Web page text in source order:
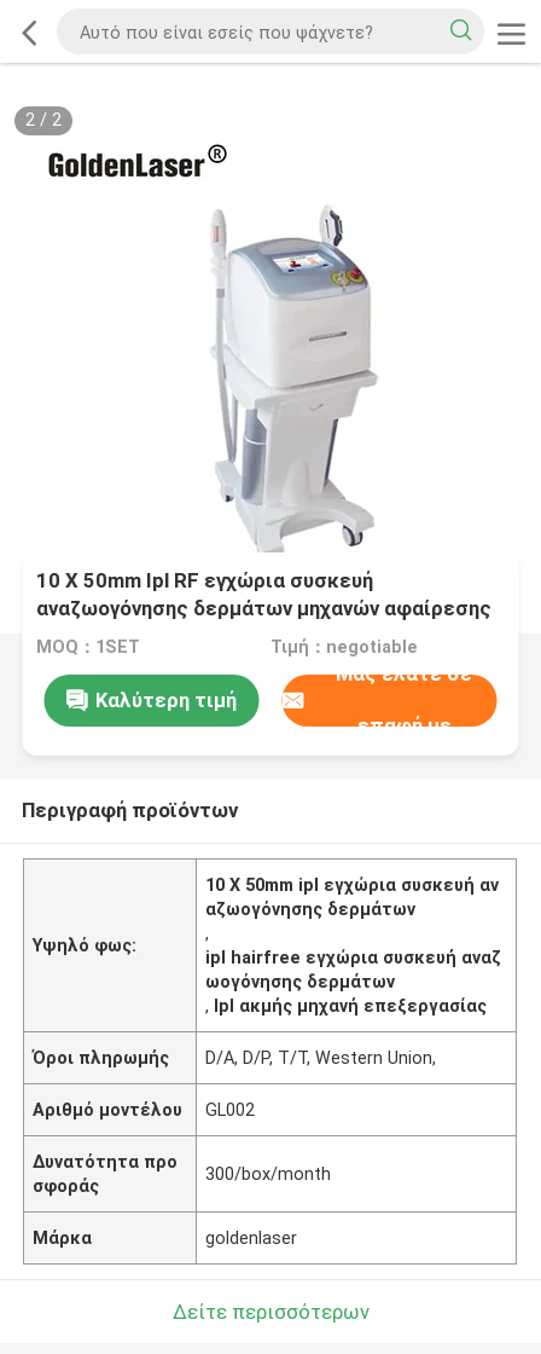
2/ 2
10 X 50mm Ipl RF εγχώρια συσκευή
αναζωογόνησης δερμάτων μηχανών αφαίρεσης
τρίχας λέιζερ ND Yag
MOQ：1SET Τιμή：negotiable
Καλύτερη τιμή
Μας ελάτε σε
επαφή με
Περιγραφή προϊόντων
Υψηλό φως:
10 X 50mm ipl εγχώρια συσκευή αν
αζωογόνησης δερμάτων
,
ipl hairfree εγχώρια συσκευή αναζ
ωογόνησης δερμάτων
, Ipl ακμής μηχανή επεξεργασίας
Όροι πληρωμής D/A, D/P, T/T, Western Union,
Αριθμό μοντέλου GL002
Δυνατότητα προ
σφοράς
300/box/month
Μάρκα goldenlaser
Δείτε περισσότερων